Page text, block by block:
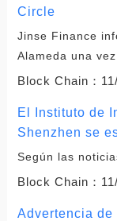
Circle
Jinse Finance
Alameda una
Block Chain：
El Instituto de
Shenzhen se
Según las
Block Chain：
Advertencia